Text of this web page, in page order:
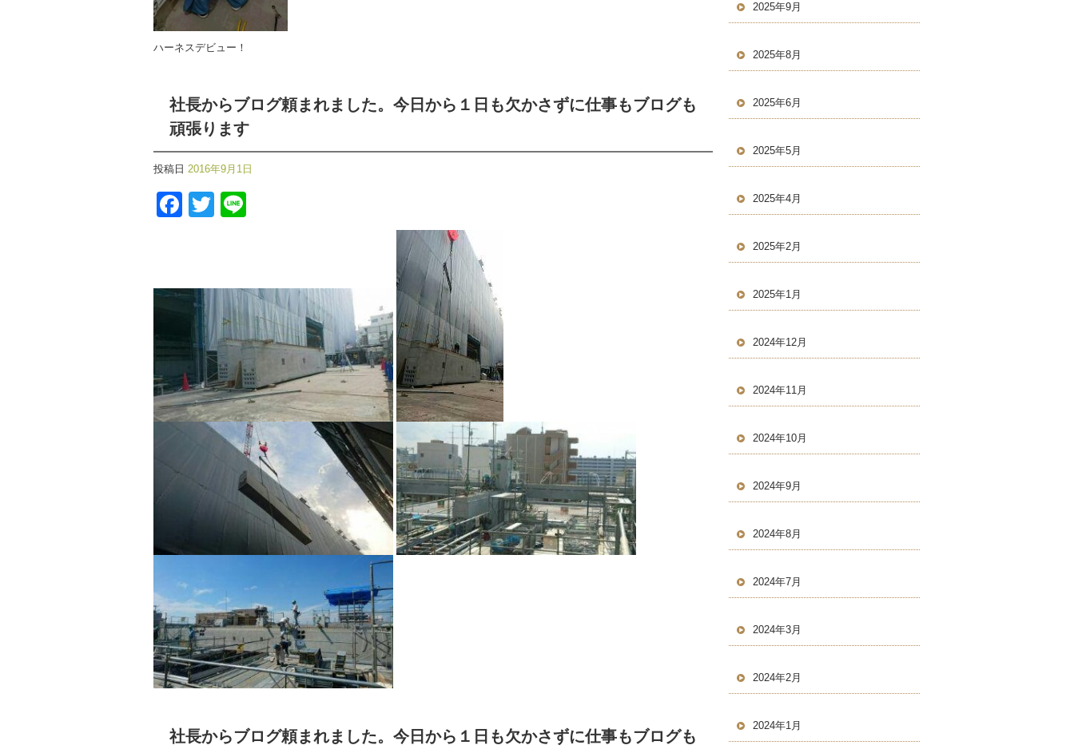
ハーネスデビュー！
社長からブログ頼まれました。今日から１日も欠かさずに仕事もブログも
頑張ります
投稿日 2016年9月1日
Facebook
Twitter
社長からブログ頼まれました。今日から１日も欠かさずに仕事もブログも
2025年9月
2025年8月
2025年6月
2025年5月
2025年4月
2025年2月
2025年1月
2024年12月
2024年11月
2024年10月
2024年9月
2024年8月
2024年7月
2024年3月
2024年2月
2024年1月